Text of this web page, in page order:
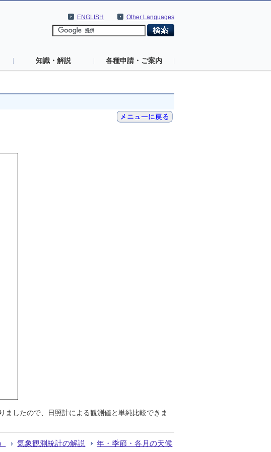
Other Languages
ENGLISH
知識・解説 各種申請・ご案内
したので、日照計による観測値と単純比較できま
気象観測統計の解説 年・季節・各月の天候